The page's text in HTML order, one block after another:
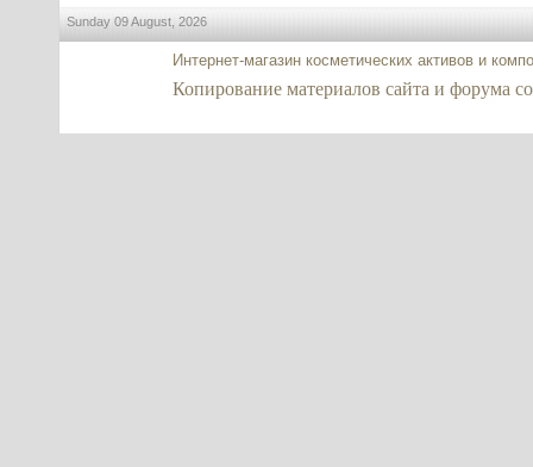
Sunday 09 August, 2026
Интернет-магазин косметических активов и
Копирование материалов сайта и форума